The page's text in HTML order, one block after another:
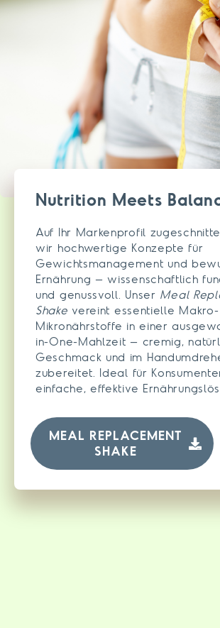
Nutrition Meets
Auf Ihr Markenprofil
wir hochwertige Konzepte für
Gewichtsmanagement und
Ernährung – wissenschaftlich
und genussvoll. Unser Meal
Shake vereint essentielle Makro-
Mikronährstoffe in einer
in-One-Mahlzeit – cremig,
Geschmack und im
zubereitet. Ideal für
einfache, effektive
MEAL REPLACEMENT
SHAKE